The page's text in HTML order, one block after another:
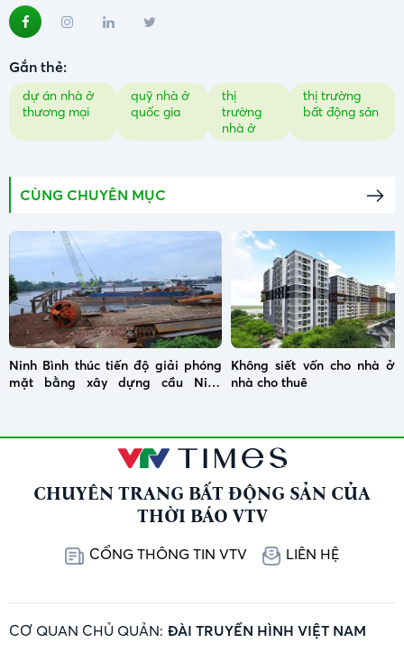
Gắn thẻ:
dự án nhà ở
thương mại
quỹ nhà ở
quốc gia
thị
trường
nhà ở
thị trường
bất động sản
CÙNG CHUYÊN MỤC
Ninh Bình thúc tiến độ giải phóng
mặt bằng xây dựng cầu Ninh
Không siết vốn cho nhà ở
nhà cho thuê
CHUYÊN TRANG BẤT ĐỘNG SẢN CỦA
THỜI BÁO VTV
CỔNG THÔNG TIN VTV LIÊN HỆ
CƠ QUAN CHỦ QUẢN: ĐÀI TRUYỀN HÌNH VIỆT NAM